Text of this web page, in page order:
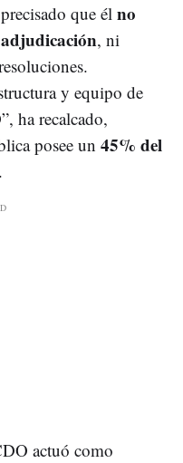
que él no
, ni
y equipo de
ha recalcado,
posee un 45% del
actuó como